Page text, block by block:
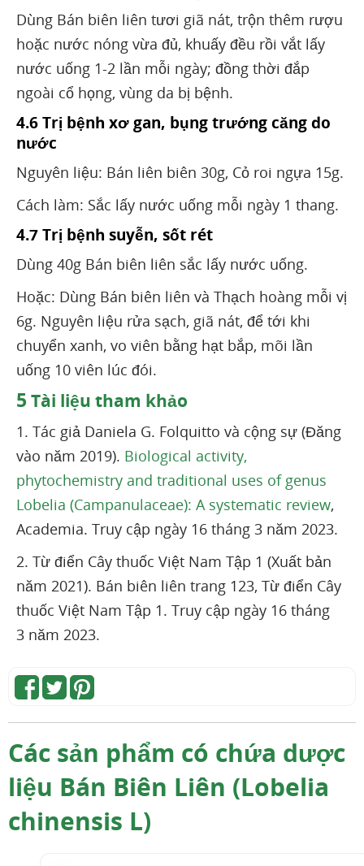
Dùng Bán biên liên tươi giã nát, trộn thêm rượu
hoặc nước nóng vừa đủ, khuấy đều rồi vắt lấy
nước uống 1-2 lần mỗi ngày; đồng thời đắp
ngoài cổ họng, vùng da bị bệnh.
4.6 Trị bệnh xơ gan, bụng trướng căng do
nước
Nguyên liệu: Bán liên biên 30g, Cỏ roi ngựa 15g.
Cách làm: Sắc lấy nước uống mỗi ngày 1 thang.
4.7 Trị bệnh suyễn, sốt rét
Dùng 40g Bán biên liên sắc lấy nước uống.
Hoặc: Dùng Bán biên liên và Thạch hoàng mỗi vị
6g. Nguyên liệu rửa sạch, giã nát, để tới khi
chuyển xanh, vo viên bằng hạt bắp, mõi lần
uống 10 viên lúc đói.
5 Tài liệu tham khảo
1. Tác giả Daniela G. Folquitto và cộng sự (Đăng
vào năm 2019). Biological activity,
phytochemistry and traditional uses of genus
Lobelia (Campanulaceae): A systematic review,
Academia. Truy cập ngày 16 tháng 3 năm 2023.
2. Từ điển Cây thuốc Việt Nam Tập 1 (Xuất bản
năm 2021). Bán biên liên trang 123, Từ điển Cây
thuốc Việt Nam Tập 1. Truy cập ngày 16 tháng
3 năm 2023.
Các sản phẩm có chứa dược
liệu Bán Biên Liên (Lobelia
chinensis L)